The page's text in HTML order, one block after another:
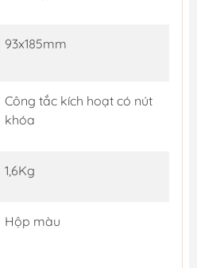
93x185mm
Công tắc kích hoạt có nút
khóa
1,6Kg
Hộp màu